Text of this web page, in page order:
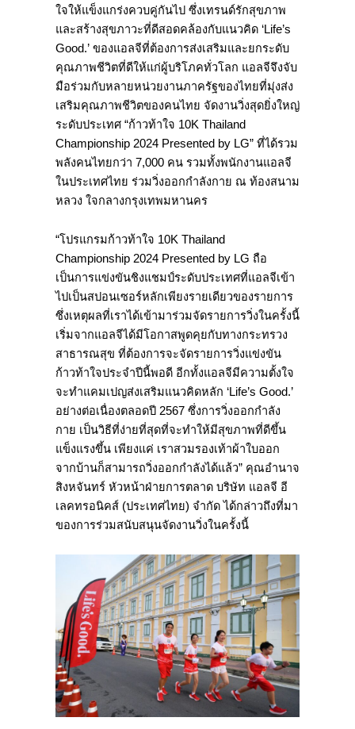
ใจให้แข็งแกร่งควบคู่กันไป ซึ่งเทรนด์รักสุขภาพ
และสร้างสุขภาวะที่ดีสอดคล้องกับแนวคิด ‘Life’s
Good.’ ของแอลจีที่ต้องการส่งเสริมและยกระดับ
คุณภาพชีวิตที่ดีให้แก่ผู้บริโภคทั่วโลก แอลจีจึงจับ
มือร่วมกับหลายหน่วยงานภาครัฐของไทยที่มุ่งส่ง
เสริมคุณภาพชีวิตของคนไทย จัดงานวิ่งสุดยิ่งใหญ่
ระดับประเทศ “ก้าวท้าใจ 10K Thailand
Championship 2024 Presented by LG” ที่ได้รวม
พลังคนไทยกว่า 7,000 คน รวมทั้งพนักงานแอลจี
ในประเทศไทย ร่วมวิ่งออกกำลังกาย ณ ท้องสนาม
หลวง ใจกลางกรุงเทพมหานคร
“โปรแกรมก้าวท้าใจ 10K Thailand
Championship 2024 Presented by LG ถือ
เป็นการแข่งขันชิงแชมป์ระดับประเทศที่แอลจีเข้า
ไปเป็นสปอนเซอร์หลักเพียงรายเดียวของรายการ
ซึ่งเหตุผลที่เราได้เข้ามาร่วมจัดรายการวิ่งในครั้งนี้
เริ่มจากแอลจีได้มีโอกาสพูดคุยกับทางกระทรวง
สาธารณสุข ที่ต้องการจะจัดรายการวิ่งแข่งขัน
ก้าวท้าใจประจำปีนี้พอดี อีกทั้งแอลจีมีความตั้งใจ
จะทำแคมเปญส่งเสริมแนวคิดหลัก ‘Life’s Good.’
อย่างต่อเนื่องตลอดปี 2567 ซึ่งการวิ่งออกกำลัง
กาย เป็นวิธีที่ง่ายที่สุดที่จะทำให้มีสุขภาพที่ดีขึ้น
แข็งแรงขึ้น เพียงแค่ เราสวมรองเท้าผ้าใบออก
จากบ้านก็สามารถวิ่งออกกำลังได้แล้ว” คุณอำนาจ
สิงหจันทร์ หัวหน้าฝ่ายการตลาด บริษัท แอลจี อี
เลคทรอนิคส์ (ประเทศไทย) จำกัด ได้กล่าวถึงที่มา
ของการร่วมสนับสนุนจัดงานวิ่งในครั้งนี้